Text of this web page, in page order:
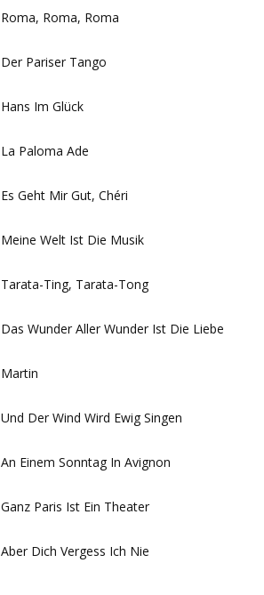
Roma, Roma, Roma
Der Pariser Tango
Hans Im Glück
La Paloma Ade
Es Geht Mir Gut, Chéri
Meine Welt Ist Die Musik
Tarata-Ting, Tarata-Tong
Das Wunder Aller Wunder Ist Die Liebe
Martin
Und Der Wind Wird Ewig Singen
An Einem Sonntag In Avignon
Ganz Paris Ist Ein Theater
Aber Dich Vergess Ich Nie